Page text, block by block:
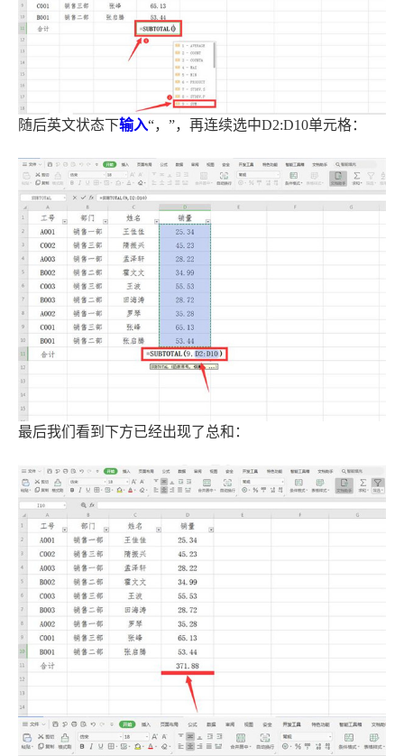
随后英文状态下输入“，”，再连续选中D2:D10单元格：
最后我们看到下方已经出现了总和：